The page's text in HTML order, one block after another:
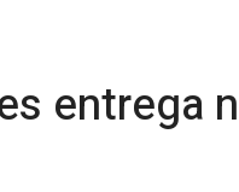
entrega